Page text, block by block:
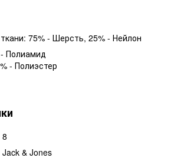
75% - Шерсть, 25% - Нейлон
Полиамид
- Полиэстер
8
Jack & Jones